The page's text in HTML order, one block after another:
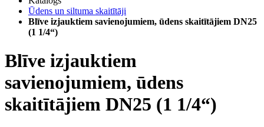
Ūdens un siltuma skaitītāji
Blīve izjauktiem savienojumiem, ūdens skaitītājiem DN25
(1 1/4“)
Blīve izjauktiem
savienojumiem, ūdens
skaitītājiem DN25 (1 1/4“)